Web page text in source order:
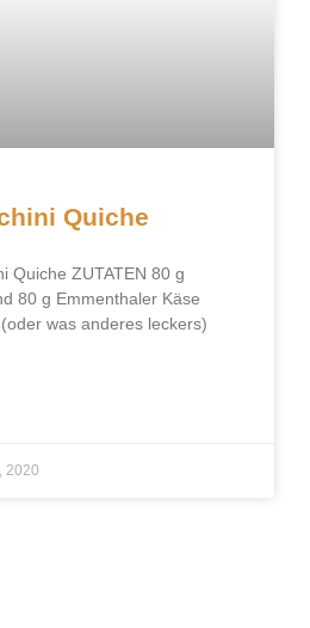
Quiche
Quiche ZUTATEN 80 g
80 g Emmenthaler Käse
was anderes leckers)
2020